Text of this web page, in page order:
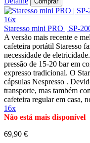
16x
Staresso mini PRO | SP-
A versão mais recente e
cafeteira portátil Staresso
necessidade de
pressão de 15-20 bar em
expresso tradicional. O
cápsulas Nespresso .
transporte, mas também
cafeteira regular em casa,
16x
Não está mais disponível
69,90 €